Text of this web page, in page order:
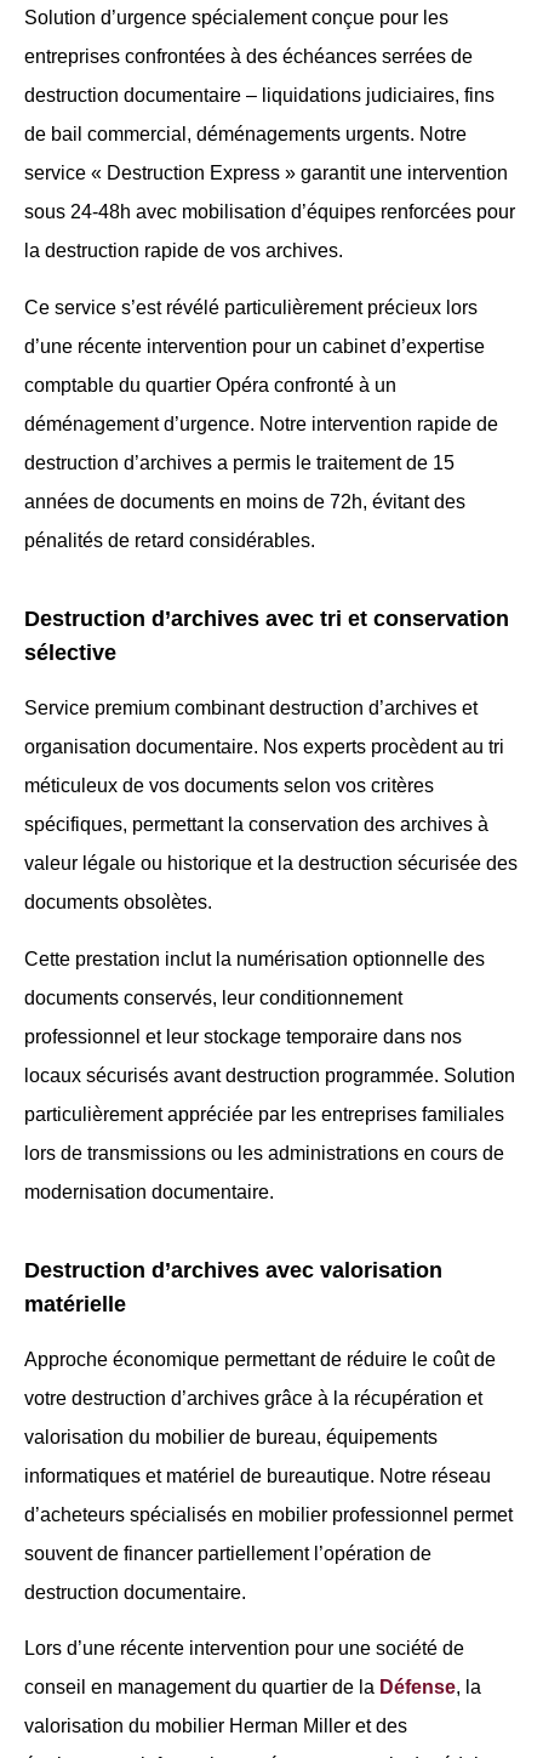
Solution d’urgence spécialement conçue pour les
entreprises confrontées à des échéances serrées de
destruction documentaire – liquidations judiciaires, fins
de bail commercial, déménagements urgents. Notre
service « Destruction Express » garantit une intervention
sous 24-48h avec mobilisation d’équipes renforcées pour
la destruction rapide de vos archives.
Ce service s’est révélé particulièrement précieux lors
d’une récente intervention pour un cabinet d’expertise
comptable du quartier Opéra confronté à un
déménagement d’urgence. Notre intervention rapide de
destruction d’archives a permis le traitement de 15
années de documents en moins de 72h, évitant des
pénalités de retard considérables.
Destruction d’archives avec tri et conservation
sélective
Service premium combinant destruction d’archives et
organisation documentaire. Nos experts procèdent au tri
méticuleux de vos documents selon vos critères
spécifiques, permettant la conservation des archives à
valeur légale ou historique et la destruction sécurisée des
documents obsolètes.
Cette prestation inclut la numérisation optionnelle des
documents conservés, leur conditionnement
professionnel et leur stockage temporaire dans nos
locaux sécurisés avant destruction programmée. Solution
particulièrement appréciée par les entreprises familiales
lors de transmissions ou les administrations en cours de
modernisation documentaire.
Destruction d’archives avec valorisation
matérielle
Approche économique permettant de réduire le coût de
votre destruction d’archives grâce à la récupération et
valorisation du mobilier de bureau, équipements
informatiques et matériel de bureautique. Notre réseau
d’acheteurs spécialisés en mobilier professionnel permet
souvent de financer partiellement l’opération de
destruction documentaire.
Lors d’une récente intervention pour une société de
conseil en management du quartier de la Défense, la
valorisation du mobilier Herman Miller et des